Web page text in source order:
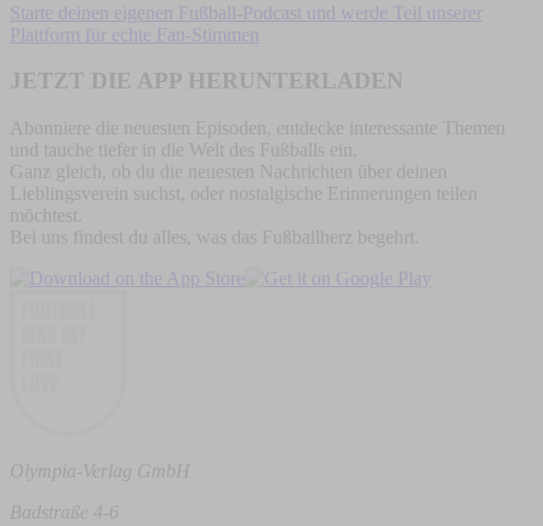
Starte deinen eigenen Fußball-Podcast und werde Teil unserer
Plattform für echte Fan-Stimmen
JETZT DIE APP HERUNTERLADEN
Abonniere die neuesten Episoden, entdecke interessante Themen
und tauche tiefer in die Welt des Fußballs ein.
Ganz gleich, ob du die neuesten Nachrichten über deinen
Lieblingsverein suchst, oder nostalgische Erinnerungen teilen
möchtest.
Bei uns findest du alles, was das Fußballherz begehrt.
Olympia-Verlag GmbH
Badstraße 4-6